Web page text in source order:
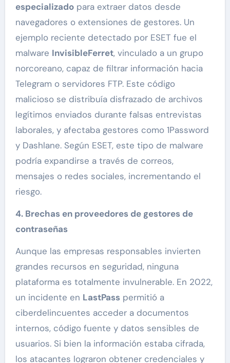
especializadopara extraer datos desde
navegadores o extensiones de gestores. Un
ejemplo reciente detectado por ESET fue el
malware InvisibleFerret, vinculado a un grupo
norcoreano, capaz de filtrar información hacia
Telegram o servidores FTP. Este código
malicioso se distribuía disfrazado de archivos
legítimos enviados durante falsas entrevistas
laborales, y afectaba gestores como 1Password
y Dashlane. Según ESET, este tipo de malware
podría expandirse a través de correos,
mensajes o redes sociales, incrementando el
riesgo.
4. Brechas en proveedores de gestores de
contraseñas
Aunque las empresas responsables invierten
grandes recursos en seguridad, ninguna
plataforma es totalmente invulnerable. En 2022,
un incidente en LastPasspermitió a
ciberdelincuentes acceder a documentos
internos, código fuente y datos sensibles de
usuarios. Si bien la información estaba cifrada,
los atacantes lograron obtener credenciales y